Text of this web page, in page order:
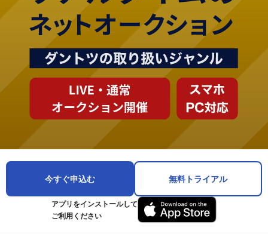
今すぐ申込む 無料トライアル
アプリをインストールして
ご利用ください